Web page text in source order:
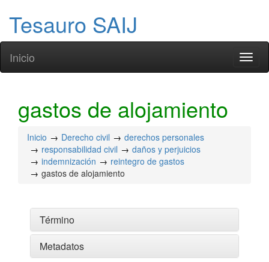
Tesauro SAIJ
Inicio
gastos de alojamiento
Inicio Derecho civil
derechos personales
responsabilidad civil
daños y perjuicios
indemnización
reintegro de gastos
gastos de alojamiento
Término
Metadatos